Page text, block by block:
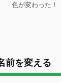
色が変わった！
前を変える